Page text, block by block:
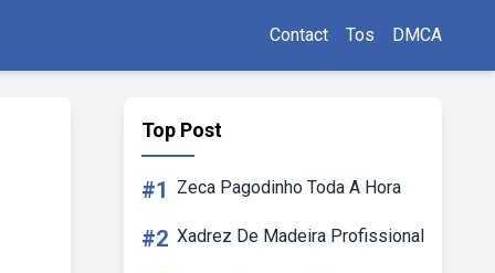
Contact Tos DMCA
Top Post
#1 Zeca Pagodinho Toda A Hora
#2 Xadrez De Madeira Profissional